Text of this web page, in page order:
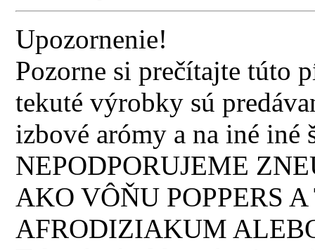
Upozornenie!
Pozorne si prečítajte túto
tekuté výrobky sú
izbové arómy a na iné iné
NEPODPORUJEME
AKO VÔŇU POPPERS
AFRODIZIAKUM